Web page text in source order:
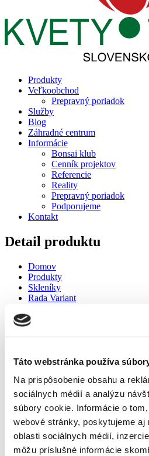
Táto webstránka používa
Na prispôsobenie obsahu a
sociálnych médií a analýzu
súbory cookie. Informácie o
webové stránky, poskytujeme aj
oblasti sociálnych médií,
môžu príslušné informácie
Produkty
Veľkoobchod
Prepravný poriadok
Služby
Blog
Záhradné centrum
Informácie
Bonsai klub
Cenník projektov
Referencie
Reality
Prepravný poriadok
Podporujeme
Kontakt
Detail produktu
Domov
Produkty
Skleníky
Rada Variant
Predĺženie dverí o 200mm-
Predĺženie dverí o 200mm- LIMES
Domov
Produkty
Skleníky
Rada Variant
Doplnky Variant
Predĺženie dverí o 200mm-